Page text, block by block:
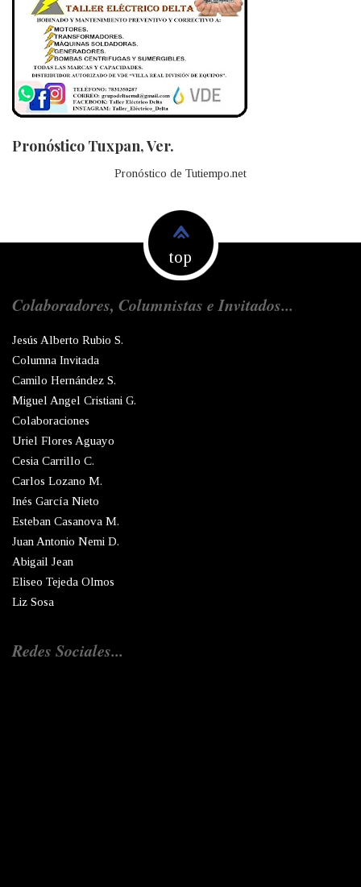
Pronóstico Tuxpan, Ver.
Pronóstico de Tutiempo.net
top
Colaboradores, Columnistas e Invitados...
Jesús Alberto Rubio S.
Columna Invitada
Camilo Hernández S.
Miguel Angel Cristiani G.
Colaboraciones
Uriel Flores Aguayo
Cesia Carrillo C.
Carlos Lozano M.
Inés García Nieto
Esteban Casanova M.
Juan Antonio Nemi D.
Abigail Jean
Eliseo Tejeda Olmos
Liz Sosa
Redes Sociales...